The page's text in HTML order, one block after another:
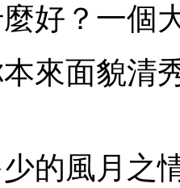
麼好？一個
本來面貌
少的風月